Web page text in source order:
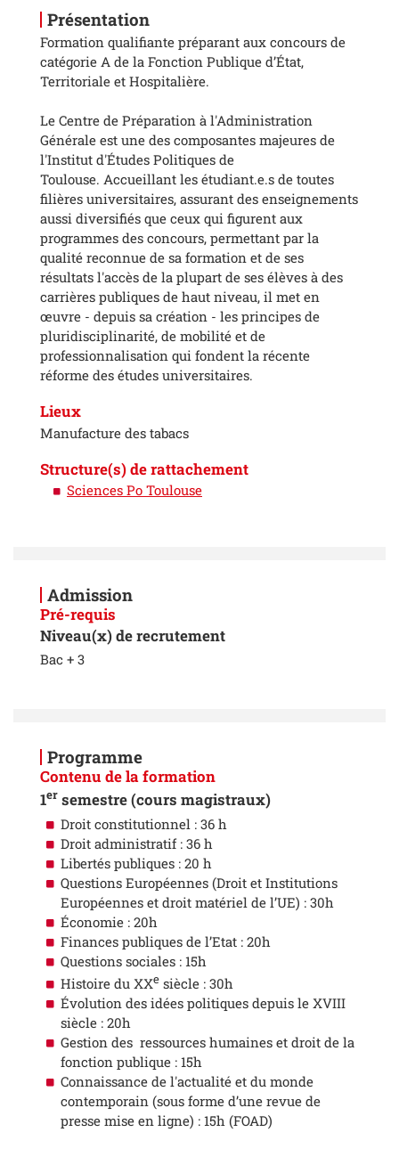
Présentation
Formation qualifiante préparant aux concours de
catégorie A de la Fonction Publique d’État,
Territoriale et Hospitalière.
Le Centre de Préparation à l'Administration
Générale est une des composantes majeures de
l'Institut d'Études Politiques de
Toulouse. Accueillant les étudiant.e.s de toutes
filières universitaires, assurant des enseignements
aussi diversifiés que ceux qui figurent aux
programmes des concours, permettant par la
qualité reconnue de sa formation et de ses
résultats l'accès de la plupart de ses élèves à des
carrières publiques de haut niveau, il met en
œuvre - depuis sa création - les principes de
pluridisciplinarité, de mobilité et de
professionnalisation qui fondent la récente
réforme des études universitaires.
Lieux
Manufacture des tabacs
Structure(s) de rattachement
Sciences Po Toulouse
Admission
Pré-requis
Niveau(x) de recrutement
Bac + 3
Programme
Contenu de la formation
1er semestre (cours magistraux)
Droit constitutionnel : 36 h
Droit administratif : 36 h
Libertés publiques : 20 h
Questions Européennes (Droit et Institutions
Européennes et droit matériel de l’UE) : 30h
Économie : 20h
Finances publiques de l’Etat : 20h
Questions sociales : 15h
Histoire du XXesiècle : 30h
Évolution des idées politiques depuis le XVIII
siècle : 20h
Gestion des ressources humaines et droit de la
fonction publique : 15h
Connaissance de l'actualité et du monde
contemporain (sous forme d’une revue de
presse mise en ligne) : 15h (FOAD)